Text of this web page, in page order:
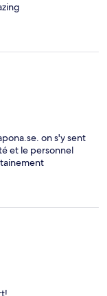
on s'y sent
et le personnel